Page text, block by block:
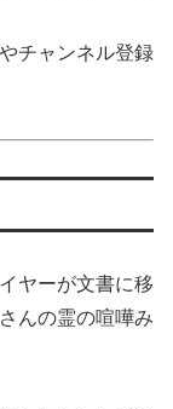
チャンネル登録
ヤーが文書に移
んの霊の喧嘩み